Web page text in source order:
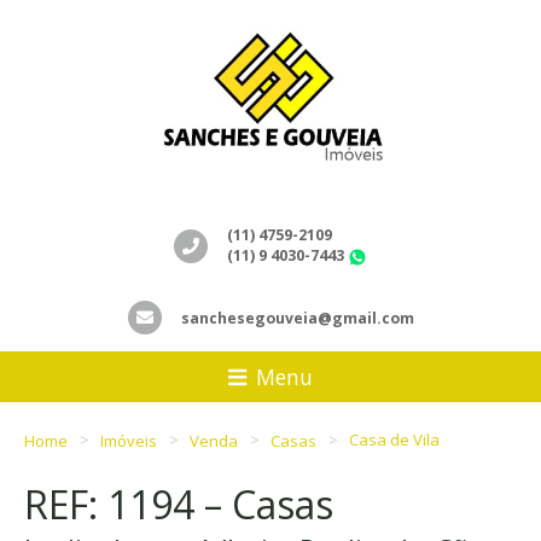
(11) 4759-2109
(11) 9 4030-7443
sanchesegouveia@gmail.com
Menu
Home Imóveis Venda Casas Casa de Vila
REF: 1194 – Casas